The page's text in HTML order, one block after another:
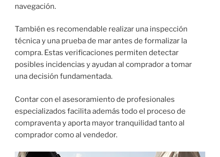
navegación.
También es recomendable realizar una inspección
técnica y una prueba de mar antes de formalizar la
compra. Estas verificaciones permiten detectar
posibles incidencias y ayudan al comprador a tomar
una decisión fundamentada.
Contar con el asesoramiento de profesionales
especializados facilita además todo el proceso de
compraventa y aporta mayor tranquilidad tanto al
comprador como al vendedor.